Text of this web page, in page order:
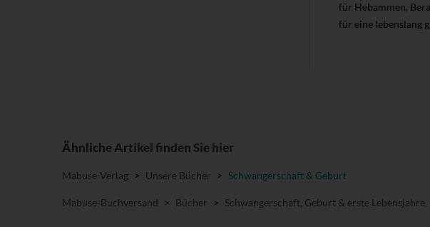
für Hebammen,
für eine lebenslang
Ähnliche Artikel finden Sie hier
Mabuse-Verlag > Unsere Bücher > Schwangerschaft & Geburt
Mabuse-Buchversand > Bücher > Schwangerschaft, Geburt & erste Lebensjahre